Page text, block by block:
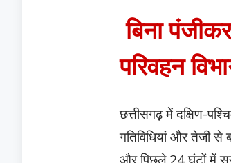
बिना
परिवहन
छत्तीसगढ़ में दक्षिण-
गतिविधियां और तेजी
और पिछले 24 घंटों में